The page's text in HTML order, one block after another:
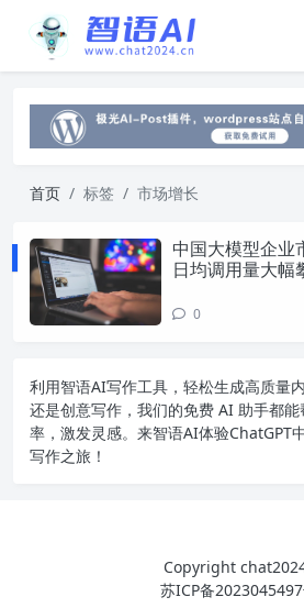
首页 标签 市场增长
中国大模型企业
日均调用量大幅
0
利用智语AI写作工具，轻松生成高质量
还是创意写作，我们的免费 AI 助手都
率，激发灵感。来智语AI体验ChatGPT
写作之旅！
Copyright
苏ICP备